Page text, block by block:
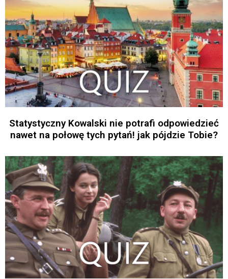
Statystyczny Kowalski nie potrafi odpowiedzieć
nawet na połowę tych pytań! jak pójdzie Tobie?